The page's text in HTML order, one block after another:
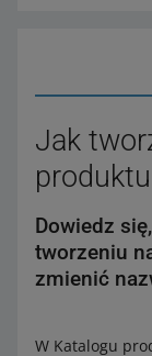
Jak
produktu
Dowiedz
tworzeniu
zmienić
W Katalogu